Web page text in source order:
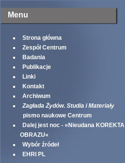
Menu
Strona główna
Zespół Centrum
Badania
Publikacje
Linki
Kontakt
Archiwum
Zagłada Żydów. Studia i Materiały
pismo naukowe Centrum
Dalej jest noc - »Nieudana KOREKTA
OBRAZU«
Wybór źródeł
EHRI PL